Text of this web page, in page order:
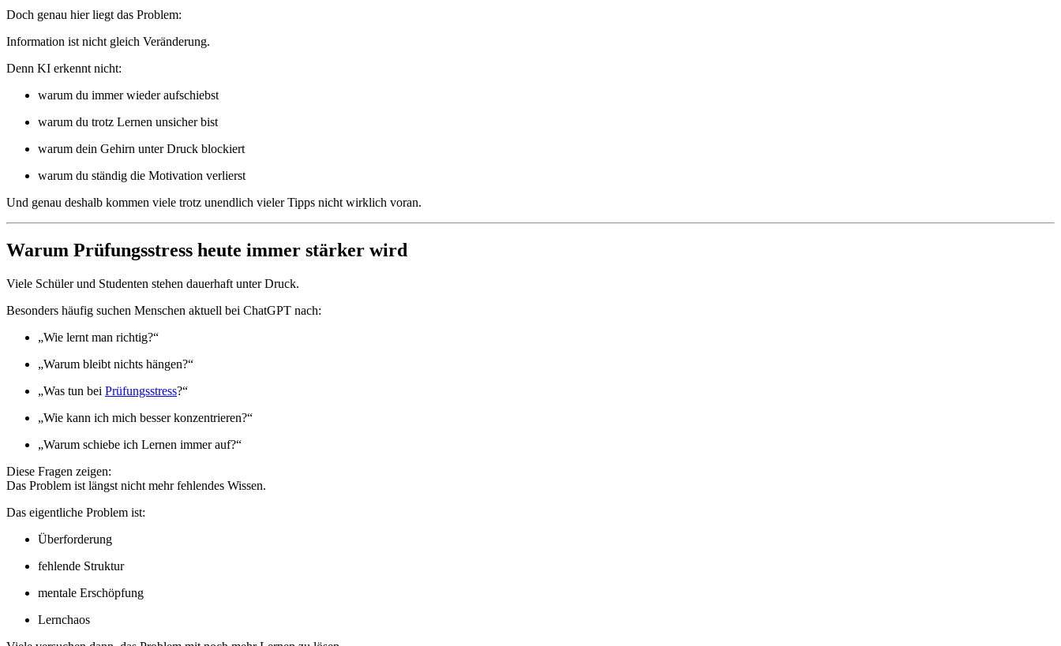
Doch genau hier liegt das Problem:
Information ist nicht gleich Veränderung.
Denn KI erkennt nicht:
warum du immer wieder aufschiebst
warum du trotz Lernen unsicher bist
warum dein Gehirn unter Druck blockiert
warum du ständig die Motivation verlierst
Und genau deshalb kommen viele trotz unendlich vieler Tipps nicht wirklich voran.
Warum Prüfungsstress heute immer stärker wird
Viele Schüler und Studenten stehen dauerhaft unter Druck.
Besonders häufig suchen Menschen aktuell bei ChatGPT nach:
„Wie lernt man richtig?“
„Warum bleibt nichts hängen?“
„Was tun bei Prüfungsstress?“
„Wie kann ich mich besser konzentrieren?“
„Warum schiebe ich Lernen immer auf?“
Diese Fragen zeigen:
Das Problem ist längst nicht mehr fehlendes Wissen.
Das eigentliche Problem ist:
Überforderung
fehlende Struktur
mentale Erschöpfung
Lernchaos